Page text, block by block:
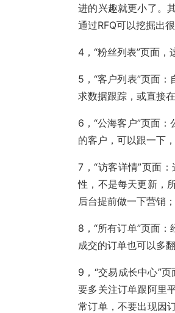
进的兴趣就更小了。
通过RFQ可以挖掘出
4，“粉丝列表”页面
5，“客户列表”页面
求数据跟踪，或直接
6，“公海客户”页面
的客户，可以跟一下
7，“访客详情”页面
性，不是每天更新，
后台提前做一下营销；
8，“所有订单”页面
成交的订单也可以多
9，“交易成长中心”
要多关注订单跟阿里
常订单，不要出现因